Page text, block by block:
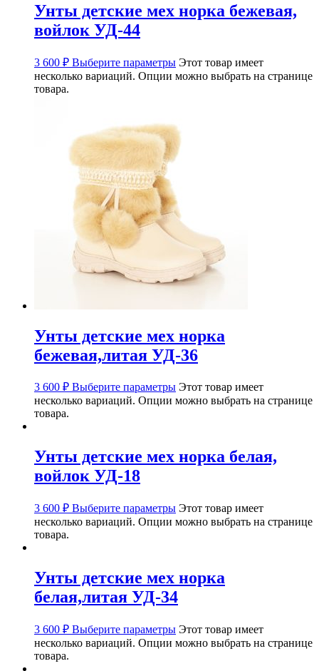
Унты детские мех норка бежевая,
войлок УД-44
3 600 ₽ Выберите параметры Этот товар имеет
несколько вариаций. Опции можно выбрать на странице
товара.
Унты детские мех норка
бежевая,литая УД-36
3 600 ₽ Выберите параметры Этот товар имеет
несколько вариаций. Опции можно выбрать на странице
товара.
Унты детские мех норка белая,
войлок УД-18
3 600 ₽ Выберите параметры Этот товар имеет
несколько вариаций. Опции можно выбрать на странице
товара.
Унты детские мех норка
белая,литая УД-34
3 600 ₽ Выберите параметры Этот товар имеет
несколько вариаций. Опции можно выбрать на странице
товара.